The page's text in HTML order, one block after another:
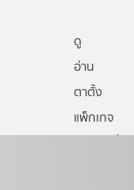
ดู
อ่าน
ตาตั้ง
แพ็กเกจ